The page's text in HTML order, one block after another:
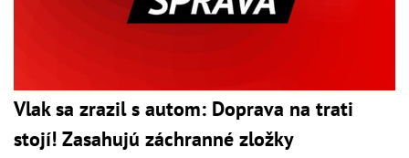
Vlak sa zrazil s autom: Doprava na trati
stojí! Zasahujú záchranné zložky